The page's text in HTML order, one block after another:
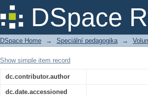
DSpace
Některé možnosti
poradně NVP
DSpace Home → Speciální pedagogika →
Show simple item record
dc.contributor.author
dc.date.accessioned